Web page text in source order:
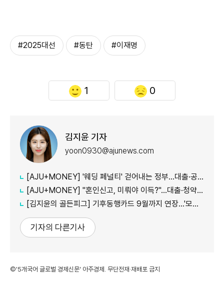
#2025대선 #동탄 #이재명
1 0
김지윤 기자
yoon0930@ajunews.com
[AJU+MONEY] '웨딩 페널티' 걷어내는 정부…대출·공공임대 불이익 줄인다
[AJU+MONEY] "혼인신고, 미뤄야 이득?"…대출·청약·세금 따져보니
[김지윤의 골든피그] 기후동행카드 9월까지 연장…'모두의카드' 갈아탈 땐 혜택 따져야
기자의 다른기사
©'5개국어 글로벌 경제신문' 아주경제. 무단전재·재배포 금지